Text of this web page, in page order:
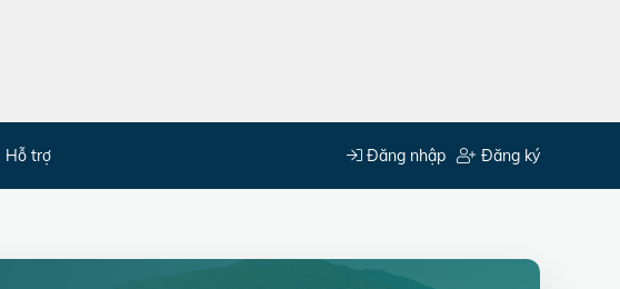
Hỗ trợ Đăng nhập Đăng ký